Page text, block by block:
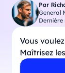
Par
General
Dernière
Vous
Maîtrisez